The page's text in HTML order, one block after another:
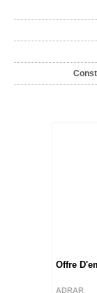
Offre
ADRAR